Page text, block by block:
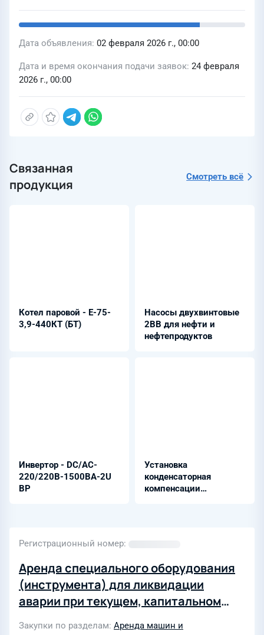
Дата объявления 02 февраля 2026 г., 00:00
Дата и время окончания подачи заявок 24 февраля
2026 г., 00:00
Связанная
продукция
Смотреть всё
Котел паровой - Е-75-
3,9-440КТ (БТ)
Насосы двухвинтовые
2ВВ для нефти и
нефтепродуктов
Инвертор - DC/AC-
220/220B-1500BA-2U
ВР
Установка
конденсаторная
компенсации
Регистрационный номер
Аренда специального оборудования
(инструмента) для ликвидации
аварии при текущем, капитальном
Закупки по разделам Аренда машин и